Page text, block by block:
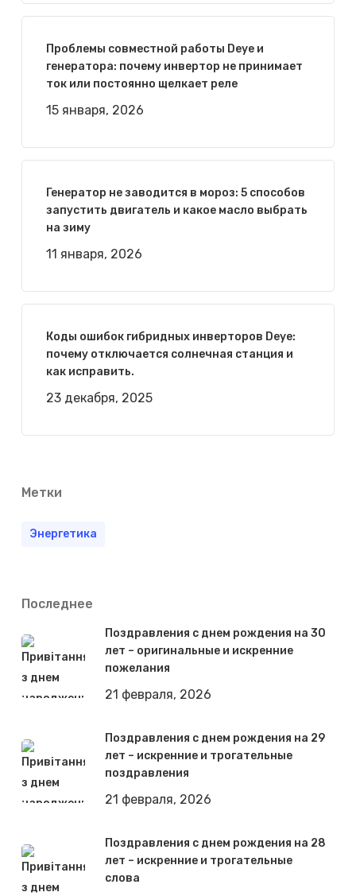
Проблемы совместной работы Deye и
генератора: почему инвертор не принимает
ток или постоянно щелкает реле
15 января, 2026
Генератор не заводится в мороз: 5 способов
запустить двигатель и какое масло выбрать
на зиму
11 января, 2026
Коды ошибок гибридных инверторов Deye:
почему отключается солнечная станция и
как исправить.
23 декабря, 2025
Метки
Энергетика
Последнее
Поздравления с днем рождения на 30
лет – оригинальные и искренние
пожелания
21 февраля, 2026
Поздравления с днем рождения на 29
лет – искренние и трогательные
поздравления
21 февраля, 2026
Поздравления с днем рождения на 28
лет – искренние и трогательные
слова